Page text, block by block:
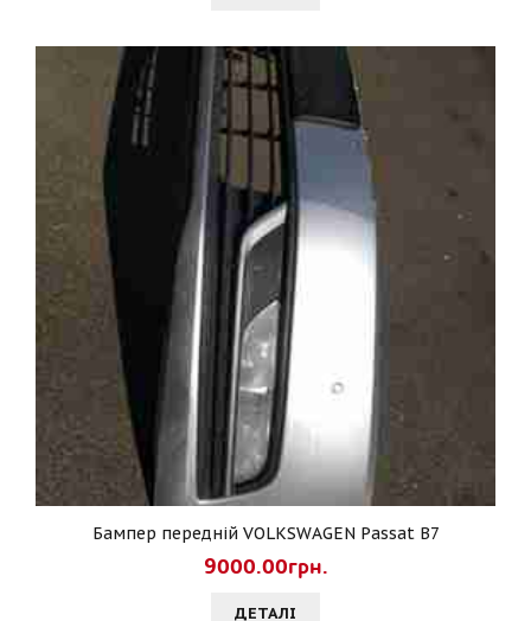
Бампер передній VOLKSWAGEN Passat B7
9000.00грн.
ДЕТАЛI